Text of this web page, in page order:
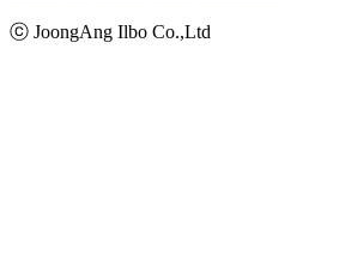
ⓒ JoongAng Ilbo Co.,Ltd